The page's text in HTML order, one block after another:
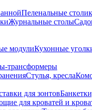
Пеленальные
Журнальные столы
модулиКухонные
трансформеры
Стулья, кресла
для зонтов
для кроватей и